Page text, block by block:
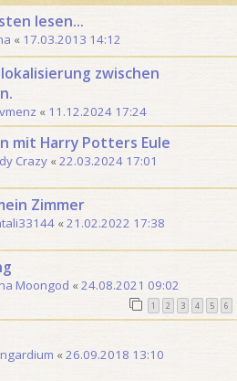
lesen...
« 17.03.2013 14:12
zwischen
« 11.12.2024 17:24
mit Harry Potters Eule
Crazy «22.03.2024 17:01
Zimmer
«21.02.2022 17:38
Moongod «24.08.2021 09:02
1 2 3 4 5 6
«26.09.2018 13:10